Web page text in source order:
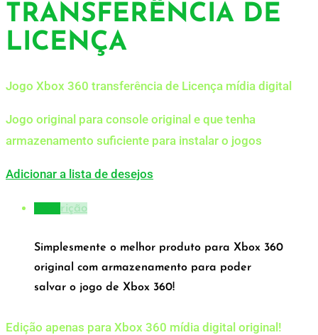
TRANSFERÊNCIA DE
LICENÇA
Jogo Xbox 360 transferência de Licença mídia digital
Jogo original para console original e que tenha
armazenamento suficiente para instalar o jogos
Adicionar a lista de desejos
Descrição
Simplesmente o melhor produto para Xbox 360
original com armazenamento para poder
salvar o jogo de Xbox 360!
Edição apenas para Xbox 360 mídia digital original!